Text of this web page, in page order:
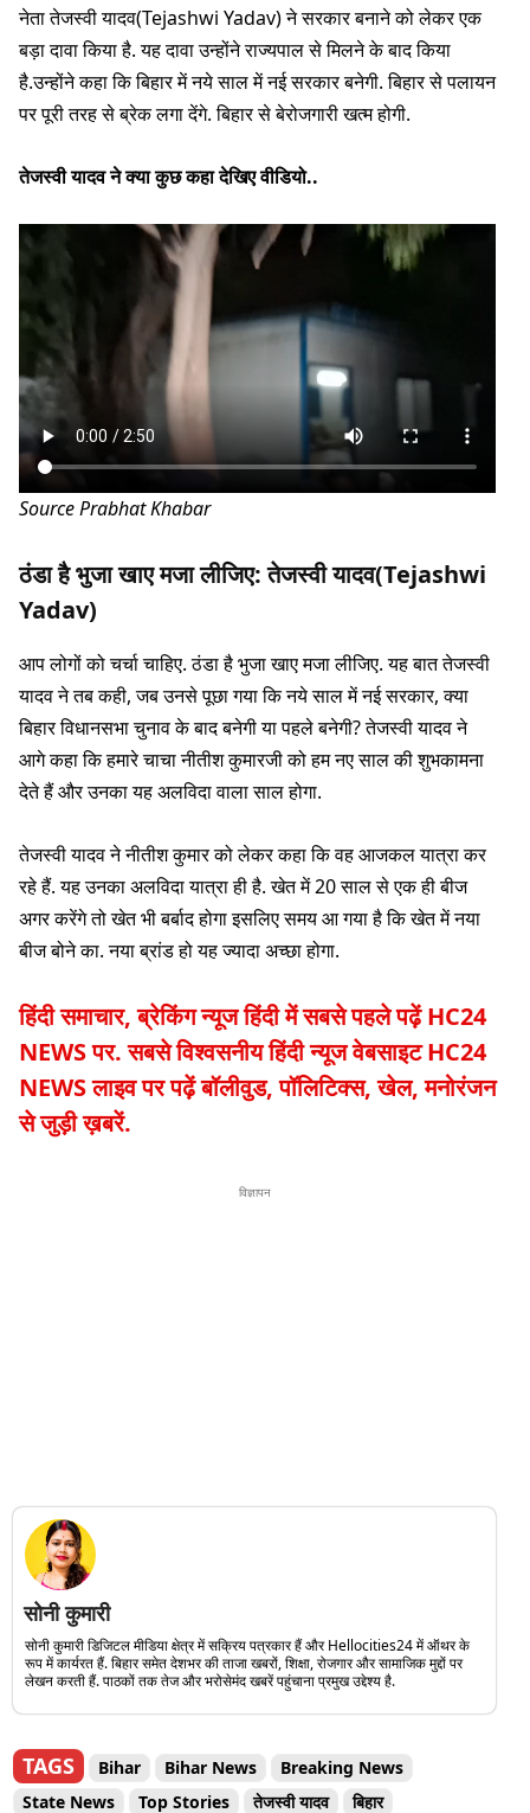
नेता तेजस्वी यादव(Tejashwi Yadav) ने सरकार बनाने को लेकर एक
बड़ा दावा किया है. यह दावा उन्होंने राज्यपाल से मिलने के बाद किया
है.उन्होंने कहा कि बिहार में नये साल में नई सरकार बनेगी. बिहार से पलायन
पर पूरी तरह से ब्रेक लगा देंगे. बिहार से बेरोजगारी खत्म होगी.
तेजस्वी यादव ने क्या कुछ कहा देखिए वीडियो..
Source Prabhat Khabar
ठंडा है भुजा खाए मजा लीजिए: तेजस्वी यादव(Tejashwi
Yadav)
आप लोगों को चर्चा चाहिए. ठंडा है भुजा खाए मजा लीजिए. यह बात तेजस्वी
यादव ने तब कही, जब उनसे पूछा गया कि नये साल में नई सरकार, क्या
बिहार विधानसभा चुनाव के बाद बनेगी या पहले बनेगी? तेजस्वी यादव ने
आगे कहा कि हमारे चाचा नीतीश कुमारजी को हम नए साल की शुभकामना
देते हैं और उनका यह अलविदा वाला साल होगा.
तेजस्वी यादव ने नीतीश कुमार को लेकर कहा कि वह आजकल यात्रा कर
रहे हैं. यह उनका अलविदा यात्रा ही है. खेत में 20 साल से एक ही बीज
अगर करेंगे तो खेत भी बर्बाद होगा इसलिए समय आ गया है कि खेत में नया
बीज बोने का. नया ब्रांड हो यह ज्यादा अच्छा होगा.
हिंदी समाचार, ब्रेकिंग न्यूज हिंदी में सबसे पहले पढ़ें HC24
NEWS पर. सबसे विश्वसनीय हिंदी न्यूज वेबसाइट HC24
NEWS लाइव पर पढ़ें बॉलीवुड, पॉलिटिक्स, खेल, मनोरंजन
से जुड़ी ख़बरें.
विज्ञापन
सोनी कुमारी
सोनी कुमारी डिजिटल मीडिया क्षेत्र में सक्रिय पत्रकार हैं और Hellocities24 में ऑथर के
रूप में कार्यरत हैं. बिहार समेत देशभर की ताजा खबरों, शिक्षा, रोजगार और सामाजिक मुद्दों पर
लेखन करती हैं. पाठकों तक तेज और भरोसेमंद खबरें पहुंचाना प्रमुख उद्देश्य है.
TAGS Bihar Bihar News
Breaking News
State News
Top Stories तेजस्वी यादव बिहार